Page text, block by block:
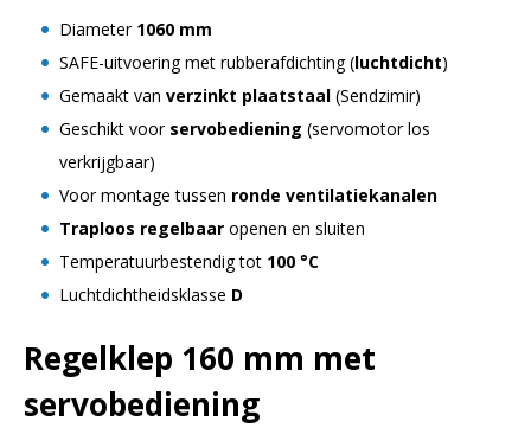
Diameter 1060 mm
SAFE-uitvoering met rubberafdichting (luchtdicht)
Gemaakt van verzinkt plaatstaal (Sendzimir)
Geschikt voor servobediening (servomotor los
verkrijgbaar)
Voor montage tussen ronde ventilatiekanalen
Traploos regelbaar openen en sluiten
Temperatuurbestendig tot 100 °C
Luchtdichtheidsklasse D
Regelklep 160 mm met
servobediening